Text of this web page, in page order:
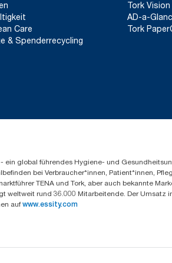
Care
& Spenderrecycling
Tork Vision
AD-a-
Tork
- ein global führendes Hygiene- und
bei Verbraucher*innen, Patient*innen,
TENA und Tork, aber auch bekannte
weltweit rund 36.000 Mitarbeitende. Der
auf www.essity.com